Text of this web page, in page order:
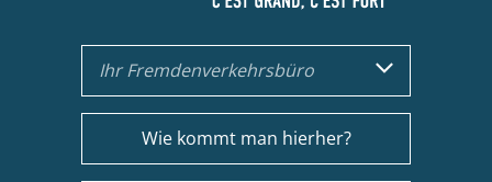
Ihr Fremdenverkehrsbüro
Wie kommt man hierher?